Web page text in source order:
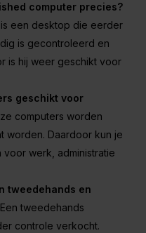
computer precies?
een desktop die eerder
is gecontroleerd en
is hij weer geschikt voor
geschikt voor
computers worden
worden. Daardoor kun je
werk, administratie
tweedehands en
Een tweedehands
controle verkocht.